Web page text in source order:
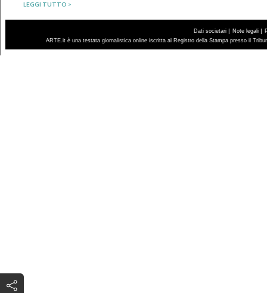
LEGGI TUTTO >
Dati societari | Note legali |
ARTE.it è una testata giornalistica online iscritta al Registro della Stampa presso il